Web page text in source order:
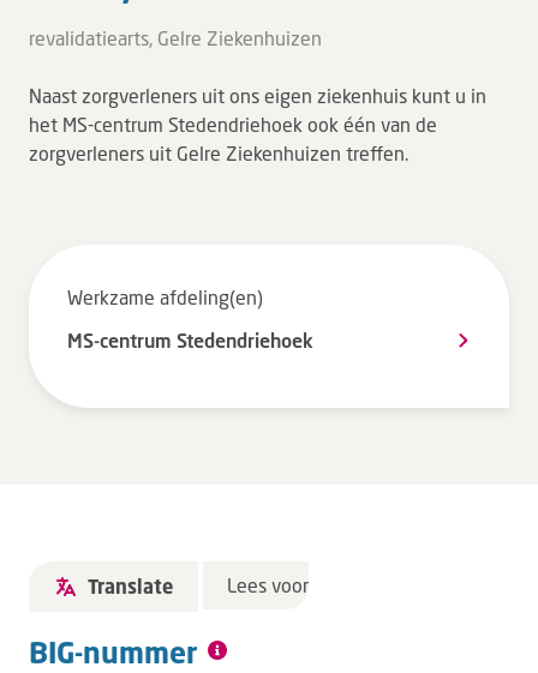
Tarieven en vergoeding
Uw gegevens
Wachttijden
Werken bij DZ
Leren
Over ons
revalidatiearts, Gelre Ziekenhuizen
Naast zorgverleners uit ons eigen ziekenhuis kunt u in
het MS-centrum Stedendriehoek ook één van de
zorgverleners uit Gelre Ziekenhuizen treffen.
Werkzame afdeling(en)
MS-centrum Stedendriehoek
Translate Lees voor
BIG-nummer